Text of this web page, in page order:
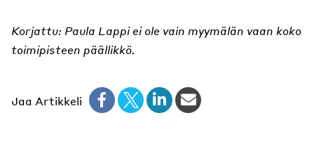
Korjattu: Paula Lappi ei ole vain myymälän vaan koko
toimipisteen päällikkö.
Jaa Artikkeli